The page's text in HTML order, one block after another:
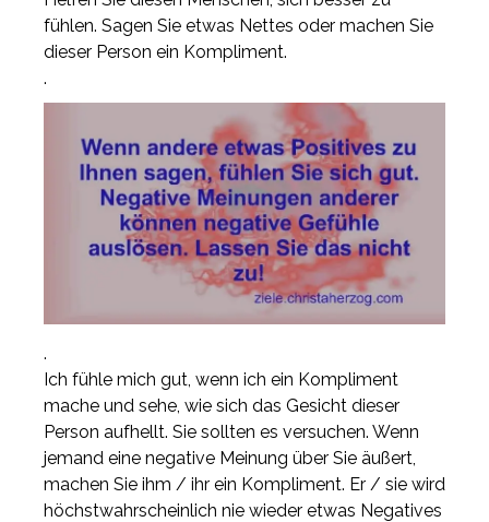
fühlen. Sagen Sie etwas Nettes oder machen Sie
dieser Person ein Kompliment.
.
.
Ich fühle mich gut, wenn ich ein Kompliment
mache und sehe, wie sich das Gesicht dieser
Person aufhellt. Sie sollten es versuchen. Wenn
jemand eine negative Meinung über Sie äußert,
machen Sie ihm / ihr ein Kompliment. Er / sie wird
höchstwahrscheinlich nie wieder etwas Negatives